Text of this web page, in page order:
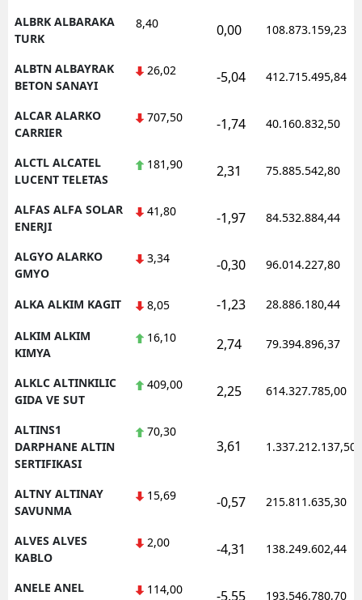
ALBRK ALBARAKA
TURK
8,40 0,00 108.873.159,23
ALBTN ALBAYRAK
BETON SANAYI
26,02 -5,04 412.715.495,84
ALCAR ALARKO
CARRIER
707,50 -1,74 40.160.832,50
ALCTL ALCATEL
LUCENT TELETAS
181,90 2,31 75.885.542,80
ALFAS ALFA SOLAR
ENERJI
41,80 -1,97 84.532.884,44
ALGYO ALARKO
GMYO
3,34 -0,30 96.014.227,80
ALKA ALKIM KAGIT 8,05 -1,23 28.886.180,44
ALKIM ALKIM
KIMYA
16,10 2,74 79.394.896,37
ALKLC ALTINKILIC
GIDA VE SUT
409,00 2,25 614.327.785,00
ALTINS1
DARPHANE ALTIN
SERTIFIKASI
70,30
3,61 1.337.212.137,50
ALTNY ALTINAY
SAVUNMA
15,69 -0,57 215.811.635,30
ALVES ALVES
KABLO
2,00 -4,31 138.249.602,44
ANELE ANEL
114,00 -5,55 193.546.780,70